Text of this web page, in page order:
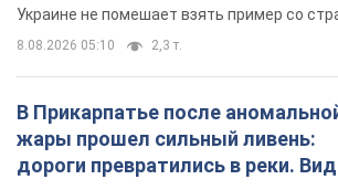
Женщине начислили 729 тыс. грн
долга за газ из-за показаний
неисправного счетчика: судья
вынес неожиданное решение